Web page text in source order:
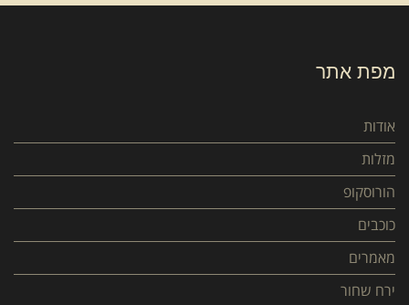
מפת אתר
אודות
מזלות
הורוסקופ
כוכבים
מאמרים
ירח שחור